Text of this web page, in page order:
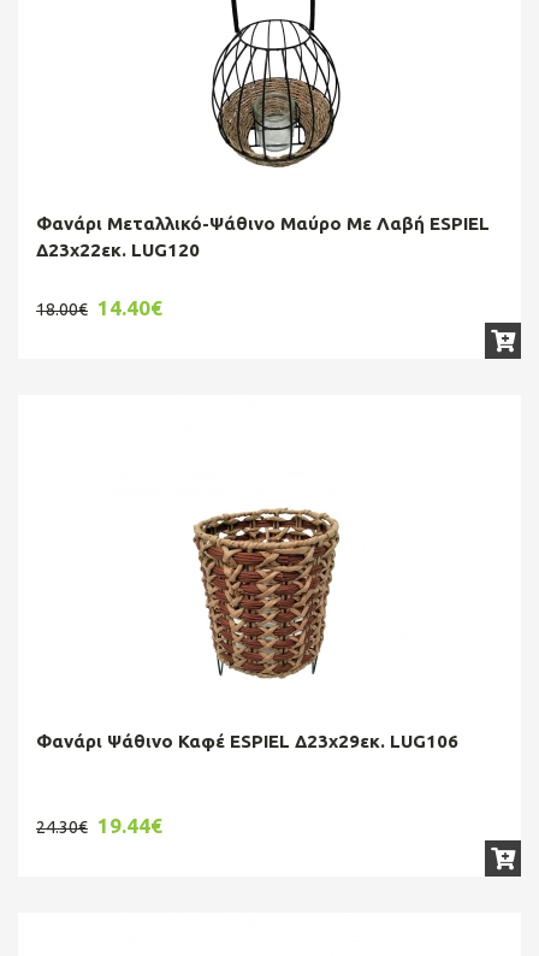
Φανάρι Μεταλλικό-Ψάθινο Μαύρο Με Λαβή ESPIEL
Δ23x22εκ. LUG120
18.00€ 14.40€
Φανάρι Ψάθινο Καφέ ESPIEL Δ23x29εκ. LUG106
24.30€ 19.44€